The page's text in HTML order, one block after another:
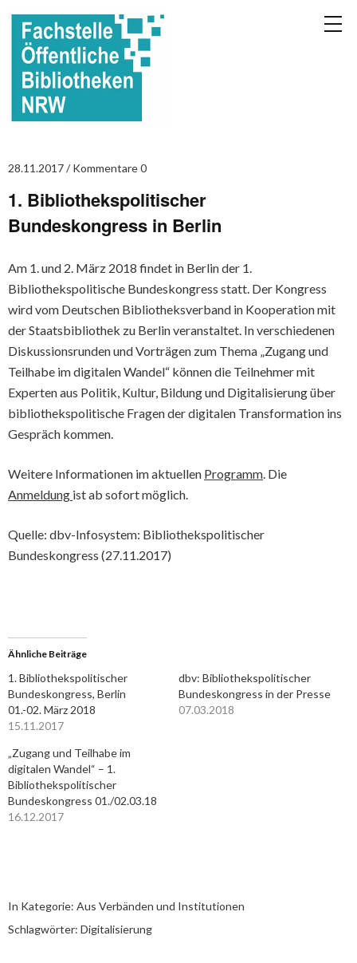
28.11.2017 Kommentare 0
1. Bibliothekspolitischer
Bundeskongress in Berlin
Am 1. und 2. März 2018 findet in Berlin der 1.
Bibliothekspolitische Bundeskongress statt. Der Kongress
wird vom Deutschen Bibliotheksverband in Kooperation mit
der Staatsbibliothek zu Berlin veranstaltet. In verschiedenen
Diskussionsrunden und Vorträgen zum Thema „Zugang und
Teilhabe im digitalen Wandel“ können die Teilnehmer mit
Experten aus Politik, Kultur, Bildung und Digitalisierung über
bibliothekspolitische Fragen der digitalen Transformation ins
Gespräch kommen.
Weitere Informationen im aktuellen Programm. Die
Anmeldung ist ab sofort möglich.
Quelle: dbv-Infosystem: Bibliothekspolitischer
Bundeskongress (27.11.2017)
Ähnliche Beiträge
1. Bibliothekspolitischer
Bundeskongress, Berlin
01.-02. März 2018
15.11.2017
dbv: Bibliothekspolitischer
Bundeskongress in der Presse
07.03.2018
„Zugang und Teilhabe im
digitalen Wandel“ – 1.
Bibliothekspolitischer
Bundeskongress 01./02.03.18
16.12.2017
In Kategorie: Aus Verbänden und Institutionen
Schlagwörter: Digitalisierung